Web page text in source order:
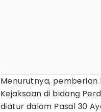
Menurutnya, pemberian
Kejaksaan di bidang
diatur dalam Pasal 30